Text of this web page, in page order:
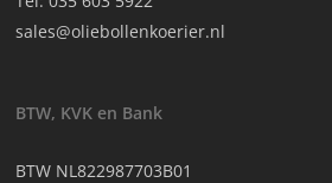
sales@oliebollenkoerier.nl
BTW, KVK en Bank
BTW NL822987703B01